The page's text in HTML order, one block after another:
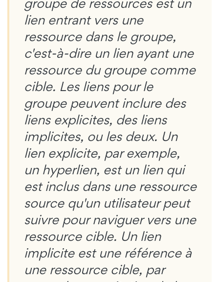
lien entrant vers une
ressource dans le groupe,
c'est-à-dire un lien ayant une
ressource du groupe comme
cible. Les liens pour le
groupe peuvent inclure des
liens explicites, des liens
implicites, ou les deux. Un
lien explicite, par exemple,
un hyperlien, est un lien qui
est inclus dans une ressource
source qu'un utilisateur peut
suivre pour naviguer vers une
ressource cible. Un lien
implicite est une référence à
une ressource cible, par